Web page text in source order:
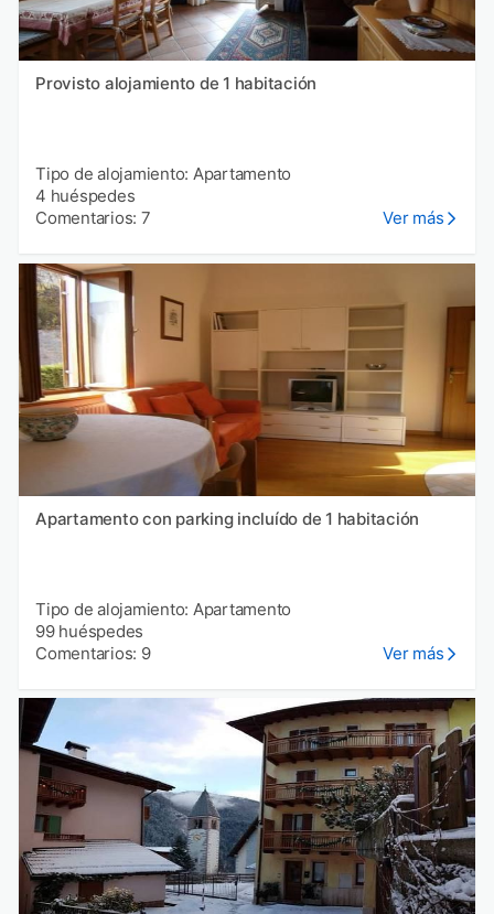
Provisto alojamiento de 1 habitación
Tipo de alojamiento: Apartamento
4 huéspedes
Comentarios: 7
Ver más
Apartamento con parking incluído de 1 habitación
Tipo de alojamiento: Apartamento
99 huéspedes
Comentarios: 9
Ver más